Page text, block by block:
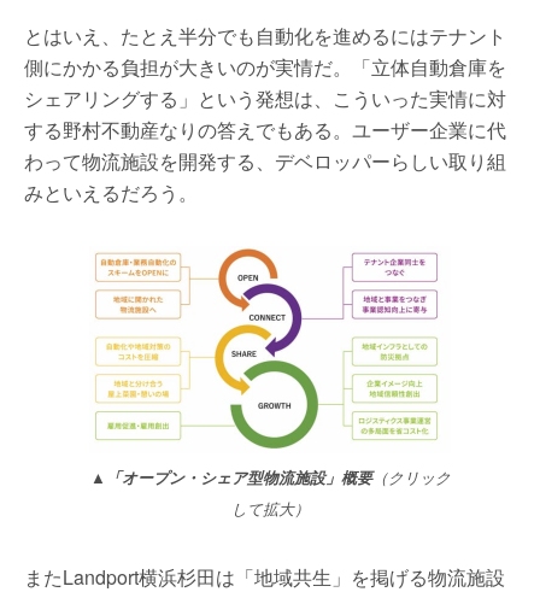
とはいえ、たとえ半分でも自動化を進めるにはテナント
側にかかる負担が大きいのが実情だ。「立体自動倉庫を
シェアリングする」という発想は、こういった実情に対
する野村不動産なりの答えでもある。ユーザー企業に代
わって物流施設を開発する、デベロッパーらしい取り組
みといえるだろう。
▲「オープン・シェア型物流施設」概要（クリック
して拡大）
またLandport横浜杉田は「地域共生」を掲げる物流施設